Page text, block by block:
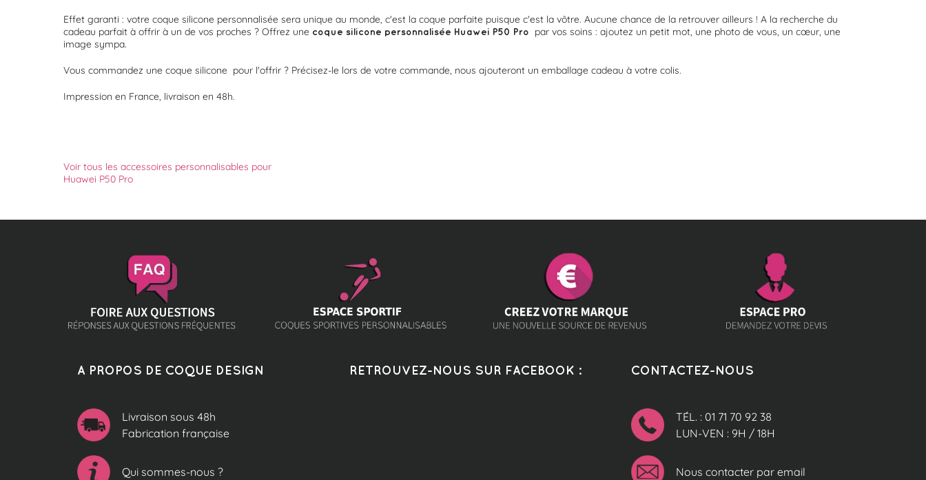
Effet garanti : votre coque silicone personnalisée sera unique au monde, c'est la coque parfaite puisque c'est la vôtre. Aucune chance de la retrouver ailleurs ! A la recherche du
cadeau parfait à offrir à un de vos proches ? Offrez une coque silicone personnalisée Huawei P50 Pro par vos soins : ajoutez un petit mot, une photo de vous, un cœur, une
image sympa.
Vous commandez une coque silicone pour l'offrir ? Précisez-le lors de votre commande, nous ajouteront un emballage cadeau à votre colis.
Impression en France, livraison en 48h.
Voir tous les accessoires personnalisables pour
Huawei P50 Pro
A PROPOS DE COQUE DESIGN
Livraison sous 48h
Fabrication française
Qui sommes-nous ?
RETROUVEZ-NOUS SUR FACEBOOK : CONTACTEZ-NOUS
TÉL. : 01 71 70 92 38
LUN-VEN : 9H / 18H
Nous contacter par email